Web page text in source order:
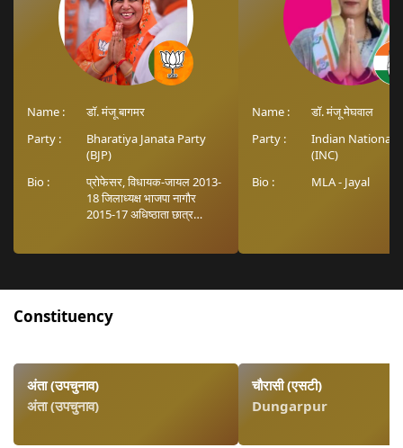
Name :
डॉ. मंजू बागमर
Party :
Bharatiya Janata Party
(BJP)
Bio :
प्रोफेसर, विधायक-जायल 2013-
18 जिलाध्यक्ष भाजपा नागौर
2015-17 अधिष्ठाता छात्र
Name :
डॉ. मंजू मेघवाल
Party :
Indian National
(INC)
Bio :
MLA - Jayal
Constituency
अंता (उपचुनाव)
अंता (उपचुनाव)
चौरासी (एसटी)
Dungarpur